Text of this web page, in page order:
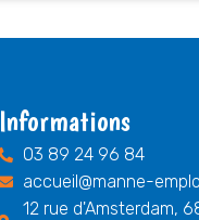
Informations
03 89 24 96 84
accueil@manne-
12 rue d'Amsterdam,